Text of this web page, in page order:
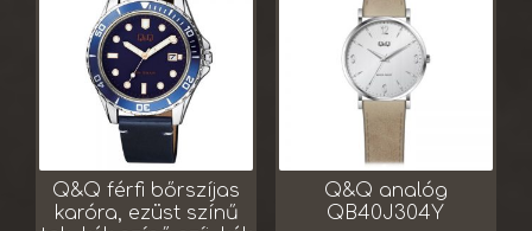
Q&Q férfi bőrszíjas
karóra, ezüst színű
Q&Q analóg
QB40J304Y